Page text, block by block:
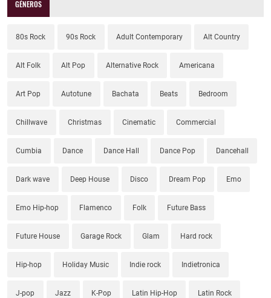
GÉNEROS
80s Rock 90s Rock Adult Contemporary Alt Country
Alt Folk Alt Pop Alternative Rock Americana
Art Pop Autotune Bachata Beats Bedroom
Chillwave Christmas Cinematic Commercial
Cumbia Dance Dance Hall Dance Pop Dancehall
Dark wave Deep House Disco Dream Pop Emo
Emo Hip-hop Flamenco Folk Future Bass
Future House Garage Rock Glam Hard rock
Hip-hop Holiday Music Indie rock Indietronica
J-pop Jazz K-Pop Latin Hip-Hop Latin Rock